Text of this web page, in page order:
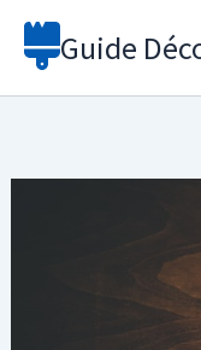
Aller
Guide